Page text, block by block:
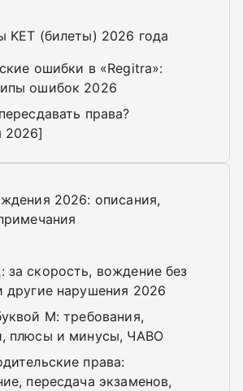
KET (билеты) 2026 года
ошибки в «Regitra»:
ошибок 2026
права?
2026]
2026: описания,
скорость, вождение без
другие нарушения 2026
M: требования,
плюсы и минусы, ЧАВО
права:
пересдача экзаменов,